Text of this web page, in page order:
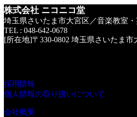
株式会社 ニコニコ堂
埼玉県さいたま市大宮区／音楽教室
TEL : 048-642-0678
[所在地]〒330-0802 埼玉県さいたま市
採用情報
個人情報の取り扱いについて
会社概要